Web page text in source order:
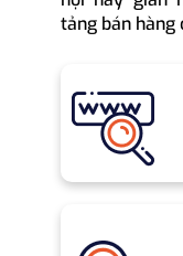
tảng bán hàng